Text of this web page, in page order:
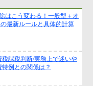
はこう変わる！一般型＋オ
最新ルールと具体的計算
課税判断/実務上で迷いや
例との関係は？